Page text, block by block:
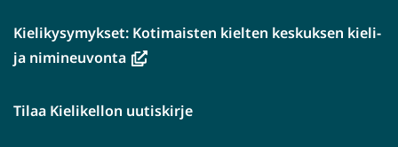
Kielikysymykset: Kotimaisten kielten keskuksen kieli-
ja nimineuvonta(avautuu
ikkunaan,
Tilaa Kielikellon uutiskirje